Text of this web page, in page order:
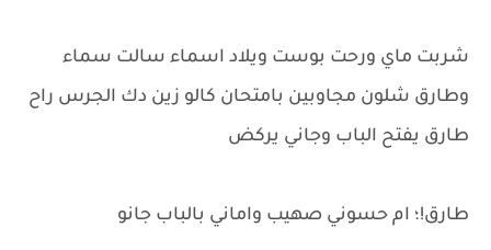
شربت ماي ورحت بوست ويلاد اسماء سالت سماء
وطارق شلون مجاوبين بامتحان كالو زين دك الجرس راح
طارق يفتح الباب وجاني يركض
طارق!؛ ام حسوني صهيب واماني بالباب جانو